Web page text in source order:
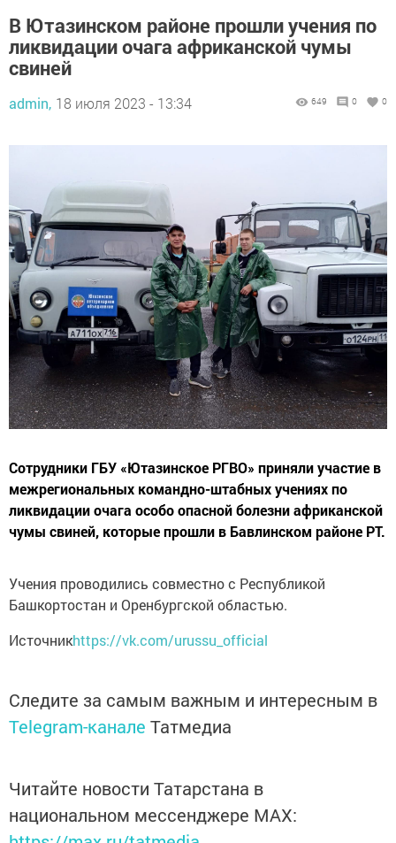
В Ютазинском районе прошли учения по
ликвидации очага африканской чумы
свиней
admin, 18 июля 2023 - 13:34 649 0 0
Сотрудники ГБУ «Ютазинское РГВО» приняли участие в
межрегиональных командно-штабных учениях по
ликвидации очага особо опасной болезни африканской
чумы свиней, которые прошли в Бавлинском районе РТ.
Учения проводились совместно с Республикой
Башкортостан и Оренбургской областью.
Источникhttps://vk.com/urussu_official
Следите за самым важным и интересным в
Telegram-канале Татмедиа
Читайте новости Татарстана в
национальном мессенджере MАХ: